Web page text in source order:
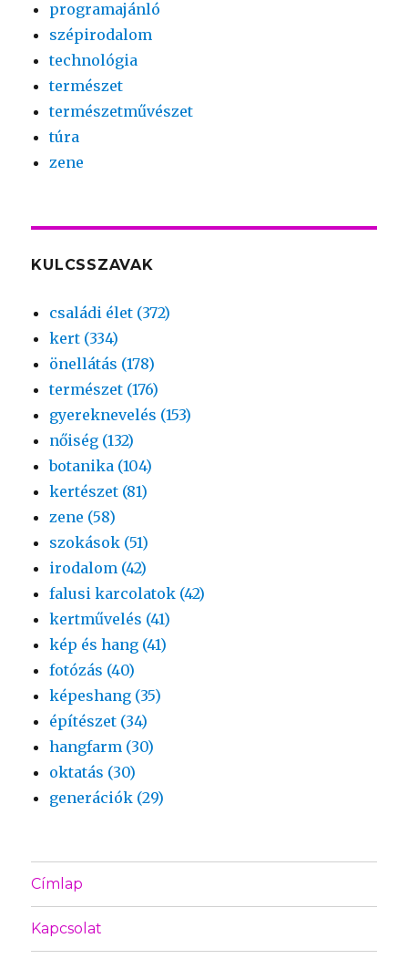
programajánló
szépirodalom
technológia
természet
természetművészet
túra
zene
KULCSSZAVAK
családi élet (372)
kert (334)
önellátás (178)
természet (176)
gyereknevelés (153)
nőiség (132)
botanika (104)
kertészet (81)
zene (58)
szokások (51)
irodalom (42)
falusi karcolatok (42)
kertművelés (41)
kép és hang (41)
fotózás (40)
képeshang (35)
építészet (34)
hangfarm (30)
oktatás (30)
generációk (29)
Címlap
Kapcsolat